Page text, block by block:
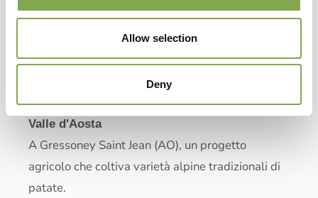
Allow selection
Deny
Paysage à Manger
ORTAGGI
Valle d'Aosta
A Gressoney Saint Jean (AO), un progetto
agricolo che coltiva varietà alpine tradizionali di
patate.